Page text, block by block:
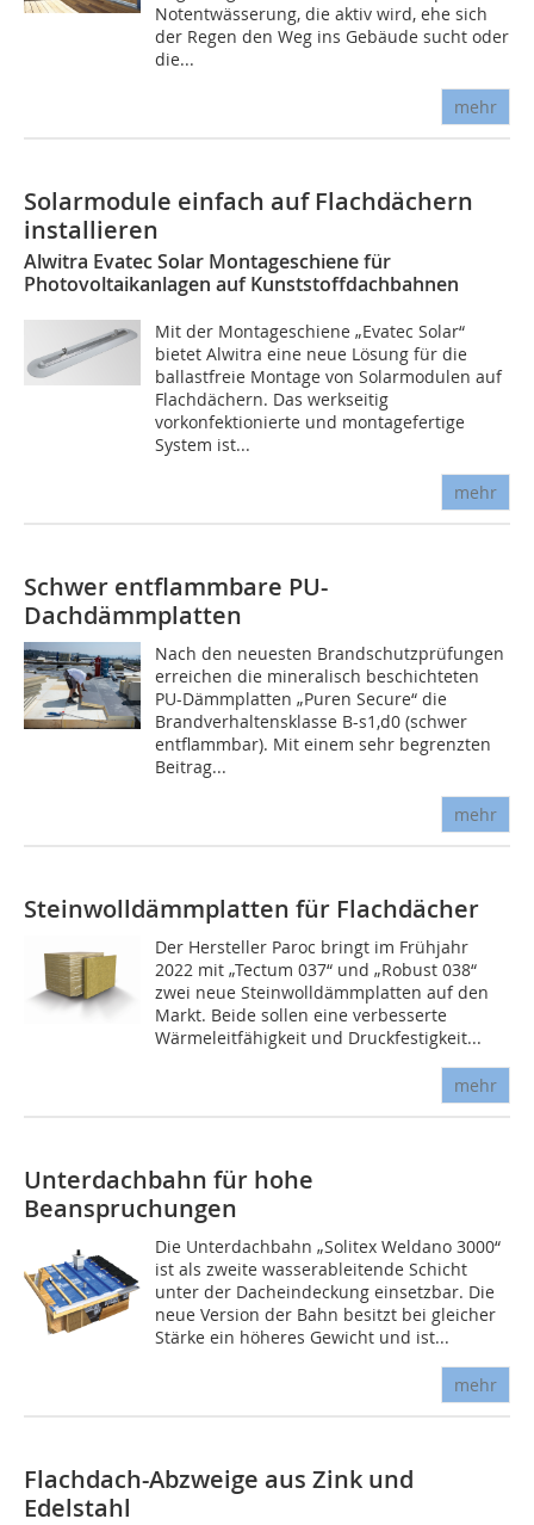
Notentwässerung, die aktiv wird, ehe sich
der Regen den Weg ins Gebäude sucht oder
die...
mehr
Solarmodule einfach auf Flachdächern
installieren
Alwitra Evatec Solar Montageschiene für
Photovoltaikanlagen auf Kunststoffdachbahnen
Mit der Montageschiene „Evatec Solar“
bietet Alwitra eine neue Lösung für die
ballastfreie Montage von Solarmodulen auf
Flachdächern. Das werkseitig
vorkonfektionierte und montagefertige
System ist...
mehr
Schwer entflammbare PU-
Dachdämmplatten
Nach den neuesten Brandschutzprüfungen
erreichen die mineralisch beschichteten
PU-Dämmplatten „Puren Secure“ die
Brandverhaltensklasse B-s1,d0 (schwer
entflammbar). Mit einem sehr begrenzten
Beitrag...
mehr
Steinwolldämmplatten für Flachdächer
Der Hersteller Paroc bringt im Frühjahr
2022 mit „Tectum 037“ und „Robust 038“
zwei neue Steinwolldämmplatten auf den
Markt. Beide sollen eine verbesserte
Wärmeleitfähigkeit und Druckfestigkeit...
mehr
Unterdachbahn für hohe
Beanspruchungen
Die Unterdachbahn „Solitex Weldano 3000“
ist als zweite wasserableitende Schicht
unter der Dacheindeckung einsetzbar. Die
neue Version der Bahn besitzt bei gleicher
Stärke ein höheres Gewicht und ist...
mehr
Flachdach-Abzweige aus Zink und
Edelstahl